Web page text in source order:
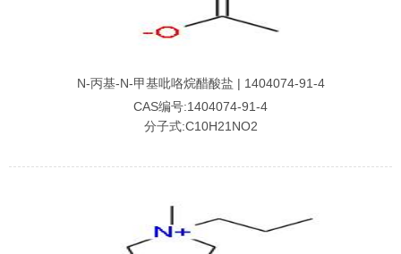
N-丙基-N-甲基吡咯烷醋酸盐 | 1404074-91-4
CAS编号:1404074-91-4
分子式:C10H21NO2